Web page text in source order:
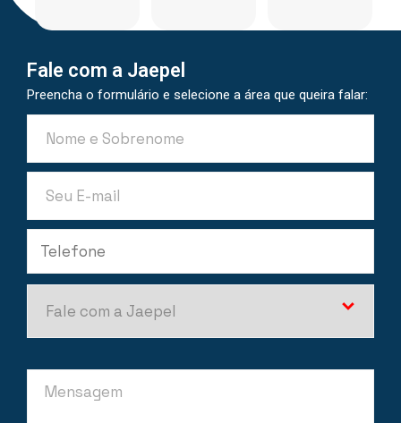
Fale com a Jaepel
Preencha o formulário e selecione a área que queira falar: